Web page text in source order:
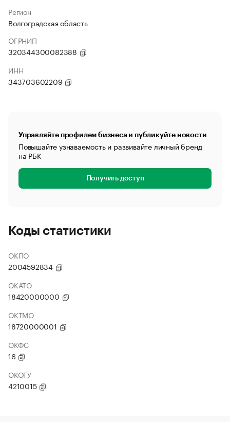
Регион
Волгоградская область
ОГРНИП
320344300082388
ИНН
343703602209
Управляйте профилем бизнеса и публикуйте новости
Повышайте узнаваемость и развивайте личный бренд
на РБК
Получить доступ
Коды статистики
ОКПО
2004592834
ОКАТО
18420000000
ОКТМО
18720000001
ОКФС
16
ОКОГУ
4210015